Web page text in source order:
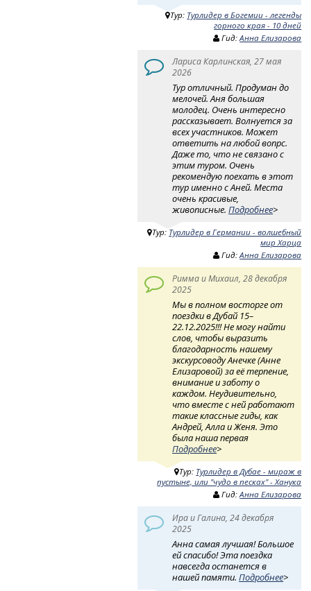
Тур: Турлидер в Богемии - легенды
горного края - 10 дней
Гид:Анна Елизарова
Лариса Карлинская, 27 мая
2026
Тур отличный. Продуман до
мелочей. Аня большая
молодец. Очень интересно
рассказывает. Волнуется за
всех участников. Может
ответить на любой вопрс.
Даже то, что не связано с
этим туром. Очень
рекомендую поехать в этот
тур именно с Аней. Места
очень красивые,
живописные.Подробнее>
Тур: Турлидер в Германии - волшебный
мир Харца
Гид:Анна Елизарова
Римма и Михаил, 28 декабря
2025
Мы в полном восторге от
поездки в Дубай 15–
22.12.2025!!! Не могу найти
слов, чтобы выразить
благодарность нашему
экскурсоводу Анечке (Анне
Елизаровой) за её терпение,
внимание и заботу о
каждом. Неудивительно,
что вместе с ней работают
такие классные гиды, как
Андрей, Алла и Женя. Это
была наша первая
Подробнее>
Тур: Турлидер в Дубае - мираж в
пустыне, или "чудо в песках" - Ханука
Гид:Анна Елизарова
Ира и Галина, 24 декабря
2025
Анна самая лучшая! Большое
ей спасибо! Эта поездка
навсегда останется в
нашей памяти.Подробнее>